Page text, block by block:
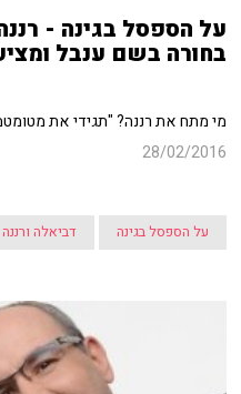
על הספסל בגינה -
בחורה בשם ענבל
מי מתח את רננה? "תגידי את
28/02/2016
על הספסל בגינה דביאלה ורננה